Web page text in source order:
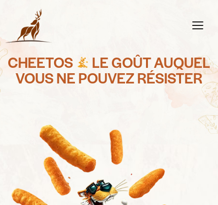
CHEETOS LE GOÛT AUQUEL
VOUS NE POUVEZ RÉSISTER